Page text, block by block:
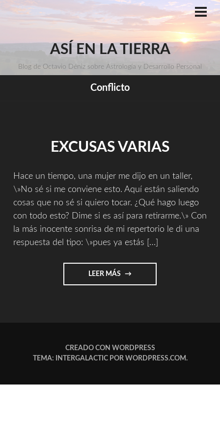
ASÍ EN LA TIERRA
Blog de Octavio Déniz sobre Astrología y Desarrollo Personal
Conflicto
EXCUSAS VARIAS
Hace un tiempo, una mujer me dijo en un taller,
\»No sé si me conviene esto. Aquí están saliendo
cosas que no sé si quiero tocar. ¿Qué hago luego
con todo esto? Dime si es así para retirarme.\» Con
la más inocente sonrisa de mi repertorio le di una
respuesta del tipo: \»pues ya estás […]
LEER MÁS "EXCUSAS
VARIAS"
CREADO CON WORDPRESS
TEMA: INTERGALACTIC POR WORDPRESS.COM.